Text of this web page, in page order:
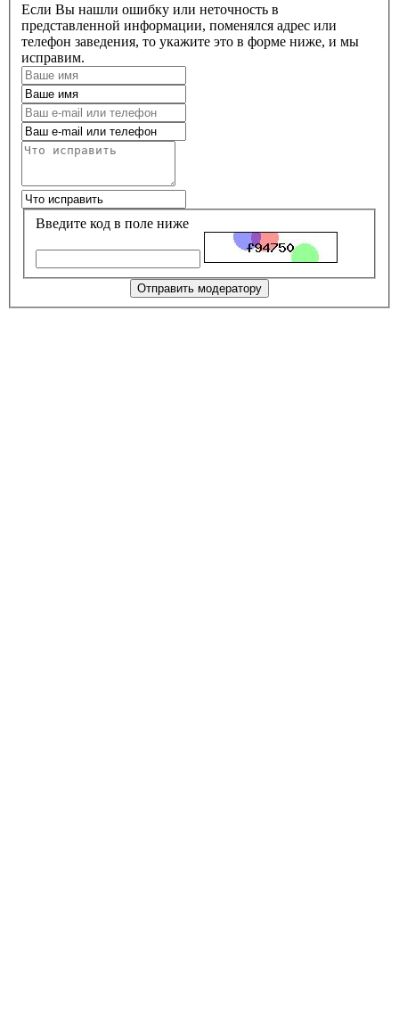
Если Вы нашли ошибку или неточность в
представленной информации, поменялся адрес или
телефон заведения, то укажите это в форме ниже, и мы
исправим.
Введите код в поле ниже
Отправить модератору